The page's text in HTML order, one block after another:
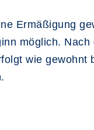
Ermäßigung
möglich.
wie gewohnt